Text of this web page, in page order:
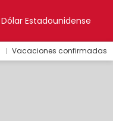
Dólar Estadounidense
Vacaciones confirmadas